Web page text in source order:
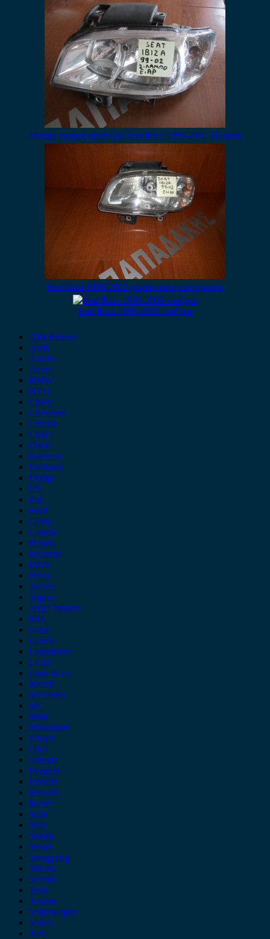
Φαναρι εμπρος αριστερο Seat Ibiza 1999-2002 δίλαμπο
Seat Ibiza 1999-2002 φανάρι αριστερό εμπρός
Seat Ibiza 1999-2002 εταζέρα
Alfa Romeo
Audi
Austin
Acura
BMW
BYD
Chery
Chevrolet
Citroen
Cupra
Dacia
Daewoo
Daihatsu
Dodge
DS
Fiat
Ford
Geely
Gonow
Honda
Hyundai
Isuzu
iveco
Jaecoo
Jaguar
Jeep Chrysler
KIA
Lada
Lancia
Leapmotor
Lexus
Lynk & co
Mazda
Mercedes
MG
Mini
Mitsubishi
Nissan
Opel
Omoda
Peugeot
Porsche
Renault
Rover
Saab
Seat
Skoda
Smart
ssangyong
Subaru
Suzuki
Tesla
Toyota
Volkswagen
Volvo
Xev